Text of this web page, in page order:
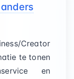
Creator
te tonen
en